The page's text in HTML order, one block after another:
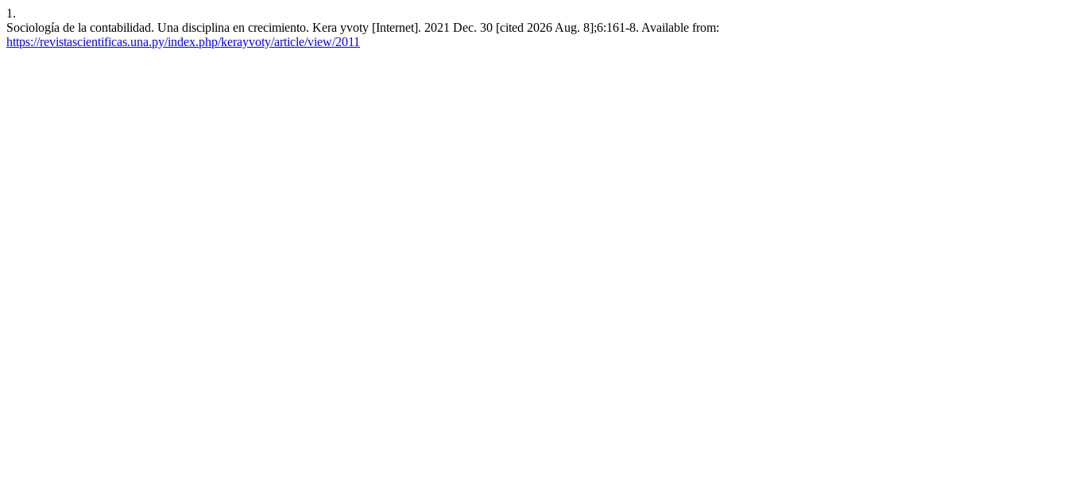
1.
Sociología de la contabilidad. Una disciplina en crecimiento. Kera yvoty [Internet]. 2021 Dec. 30 [cited 2026 Aug. 8];6:161-8. Available from:
https://revistascientificas.una.py/index.php/kerayvoty/article/view/2011